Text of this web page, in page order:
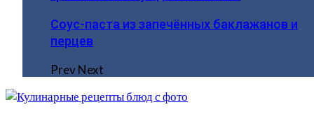
Соус-паста из запечённых баклажанов и
перцев
PrevNext